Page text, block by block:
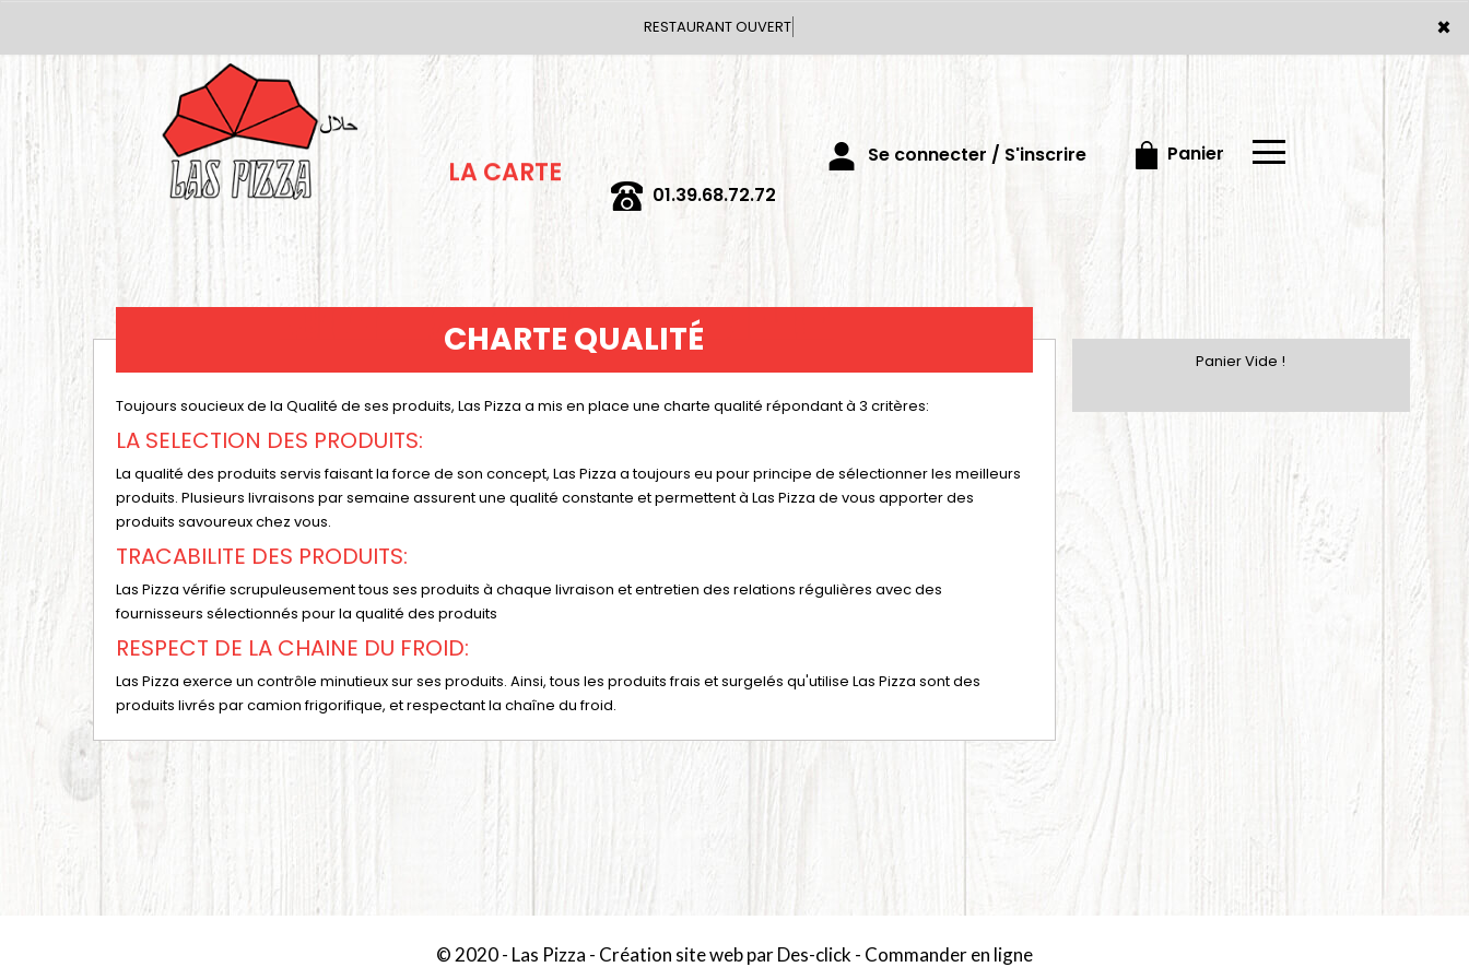
×
RESTAURANT OUVERT
LA CARTE
01.39.68.72.72
Se connecter / S'inscrire Panier
×
CHARTE QUALITÉ
Toujours soucieux de la Qualité de ses produits, Las Pizza a mis en place une charte qualité répondant à 3 critères:
LA SELECTION DES PRODUITS:
La qualité des produits servis faisant la force de son concept, Las Pizza a toujours eu pour principe de sélectionner les meilleurs
produits. Plusieurs livraisons par semaine assurent une qualité constante et permettent à Las Pizza de vous apporter des
produits savoureux chez vous.
TRACABILITE DES PRODUITS:
Las Pizza vérifie scrupuleusement tous ses produits à chaque livraison et entretien des relations régulières avec des
fournisseurs sélectionnés pour la qualité des produits
RESPECT DE LA CHAINE DU FROID:
Las Pizza exerce un contrôle minutieux sur ses produits. Ainsi, tous les produits frais et surgelés qu'utilise Las Pizza sont des
produits livrés par camion frigorifique, et respectant la chaîne du froid.
Panier Vide !
© 2020 - Las Pizza - Création site web parDes-click - Commander en ligne